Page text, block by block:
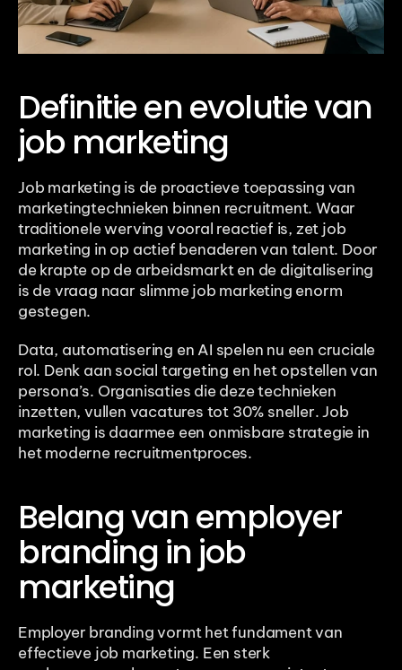
Definitie en evolutie van
job marketing
Job marketing is de proactieve toepassing van
marketingtechnieken binnen recruitment. Waar
traditionele werving vooral reactief is, zet job
marketing in op actief benaderen van talent. Door
de krapte op de arbeidsmarkt en de digitalisering
is de vraag naar slimme job marketing enorm
gestegen.
Data, automatisering en AI spelen nu een cruciale
rol. Denk aan social targeting en het opstellen van
persona’s. Organisaties die deze technieken
inzetten, vullen vacatures tot 30% sneller. Job
marketing is daarmee een onmisbare strategie in
het moderne recruitmentproces.
Belang van employer
branding in job
marketing
Employer branding vormt het fundament van
effectieve job marketing. Een sterk